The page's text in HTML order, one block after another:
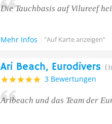
Die Tauchbasis auf Vilureef
Mehr Infos "Auf Karte anzeigen"
Ari Beach, Eurodivers
3 Bewertungen
Aribeach und das Team der